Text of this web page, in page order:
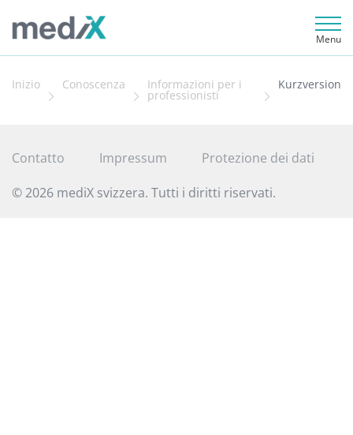
Menu
Inizio Conoscenza Informazioni per i
professionisti
Kurzversion
© 2026 mediX svizzera. Tutti i diritti riservati.
Contatto Impressum Protezione dei dati